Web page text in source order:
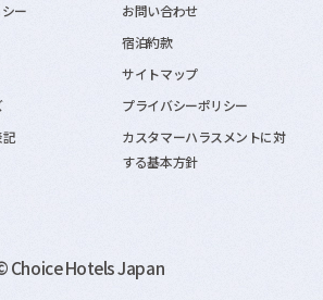
ー
お問い合わせ
宿泊約款
サイトマップ
プライバシーポリシー
カスタマーハラスメントに対
する基本方針
Choice Hotels Japan